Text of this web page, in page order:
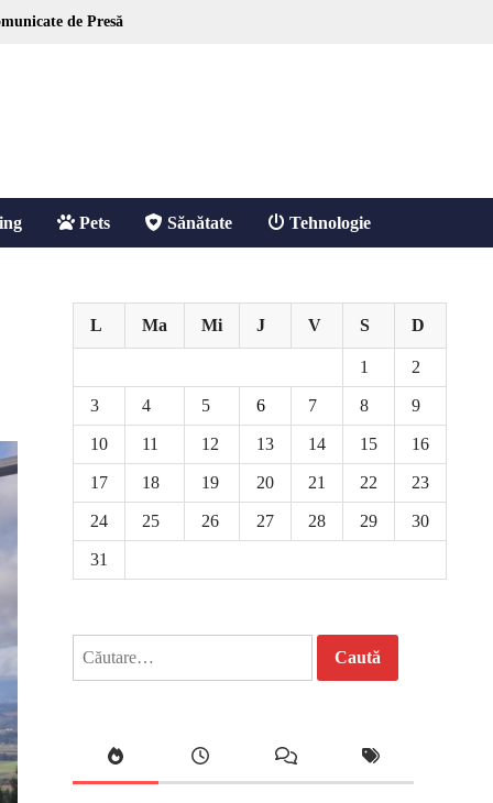
de Presă
Pets Sănătate Tehnologie
L Ma Mi J V S D
1 2
3 4 5 6 7 8 9
10 11 12 13 14 15 16
17 18 19 20 21 22 23
24 25 26 27 28 29 30
31